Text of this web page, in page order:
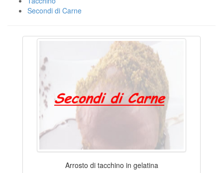
Secondi di Carne
Arrosto di tacchino in gelatina